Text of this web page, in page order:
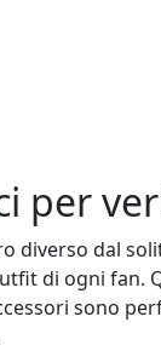
per
diverso dal
di ogni
sono